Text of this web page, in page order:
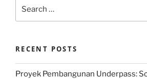
RECENT POSTS
Proyek Pembangunan Underpass: